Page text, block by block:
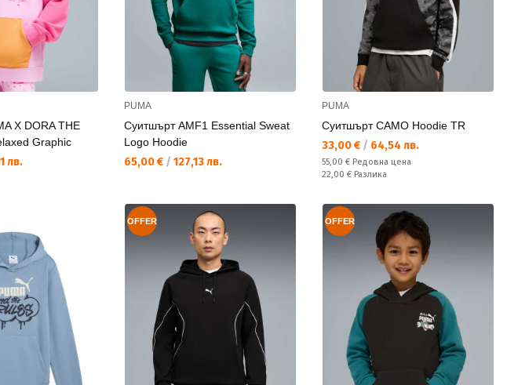
X DORA THE
Graphic
лв.
PUMA
Суитшърт AMF1 Essential Sweat
Logo Hoodie
Текуща цена:
65,00 € / 127,13 лв.
PUMA
Суитшърт CAMO Hoodie TR
Текуща цена:
33,00 € / 64,54 лв.
Редовна цена:
55,00 € Редовна цена
Спестявате:
22,00 € Разлика
OFFER OFFER